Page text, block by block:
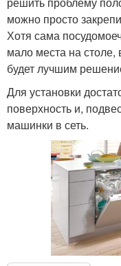
можно просто
Хотя сама
мало места на столе,
будет лучшим
Для установки
поверхность и,
машинки в сеть.